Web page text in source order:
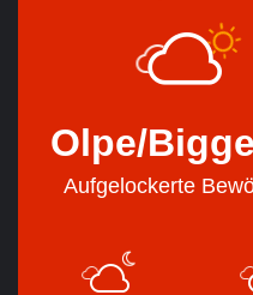
Olpe/
Aufgelockerte